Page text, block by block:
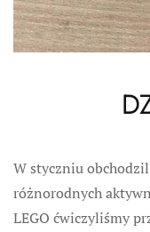
W styczniu
różnorodnych
LEGO ćwiczyliśmy